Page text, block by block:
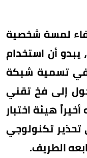
لمسة شخصية
يبدو أن استخدام
في تسمية شبكة
إلى فخ تقني
هيئة اختبار
تحذير تكنولوجي
الطريف.